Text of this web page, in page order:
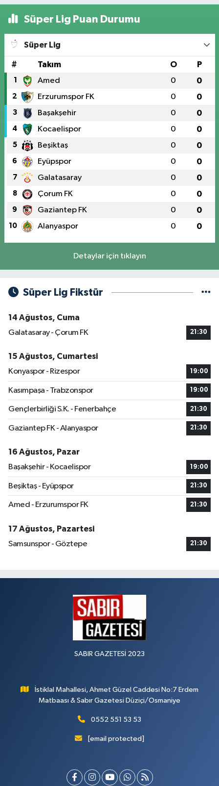
Süper Lig Puan Durumu
Süper Lig
# Takım O P
1 Amed 0 0
2 Erzurumspor FK 0 0
3 Başakşehir 0 0
4 Kocaelispor 0 0
5 Beşiktaş 0 0
6 Eyüpspor 0 0
7 Galatasaray 0 0
8 Çorum FK 0 0
9 Gaziantep FK 0 0
10 Alanyaspor 0 0
Detaylar için tıklayın
Süper Lig Fikstür
14 Ağustos, Cuma
Galatasaray - Çorum FK
21:30
15 Ağustos, Cumartesi
Konyaspor - Rizespor
19:00
Kasımpaşa - Trabzonspor 19:00
Gençlerbirliği S.K. - Fenerbahçe 21:30
Gaziantep FK - Alanyaspor 21:30
16 Ağustos, Pazar
Başakşehir - Kocaelispor
19:00
Beşiktaş - Eyüpspor 21:30
Amed - Erzurumspor FK 21:30
17 Ağustos, Pazartesi
Samsunspor - Göztepe
21:30
SABIR GAZETESİ 2023
İstiklal Mahallesi, Ahmet Güzel Caddesi No:7 Erdem
Matbaası & Sabır Gazetesi Düziçi/Osmaniye
0552 551 53 53
[email protected]